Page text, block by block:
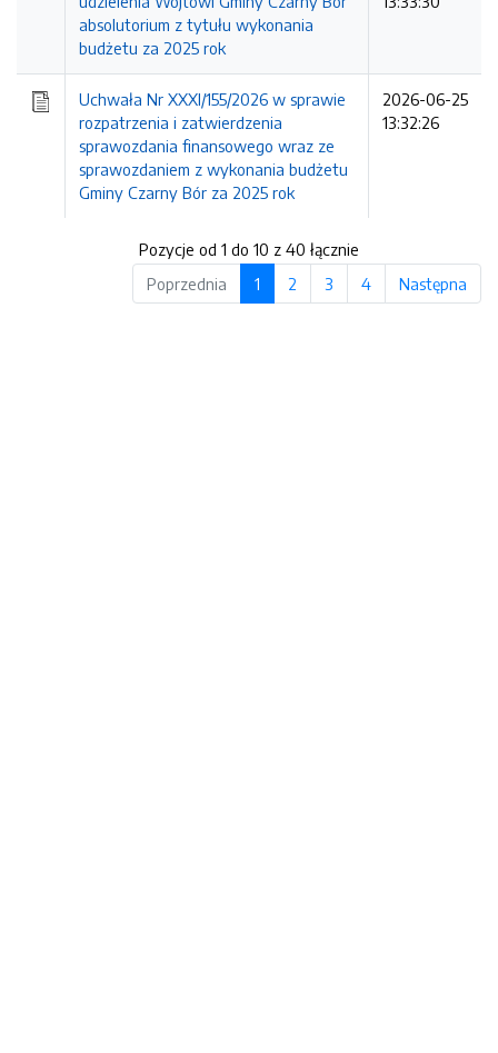
absolutorium z tytułu wykonania
budżetu za 2025 rok
Uchwała Nr XXXI/155/2026 w sprawie
rozpatrzenia i zatwierdzenia
sprawozdania finansowego wraz ze
sprawozdaniem z wykonania budżetu
Gminy Czarny Bór za 2025 rok
2026-06-25
13:32:26
Pozycje od 1 do 10 z 40 łącznie
Poprzednia
1 2 3 4 Następna